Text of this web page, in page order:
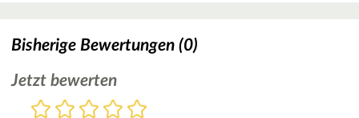
Bisherige Bewertungen (0)
Jetzt bewerten
Bewertung
5
4
3
2
1